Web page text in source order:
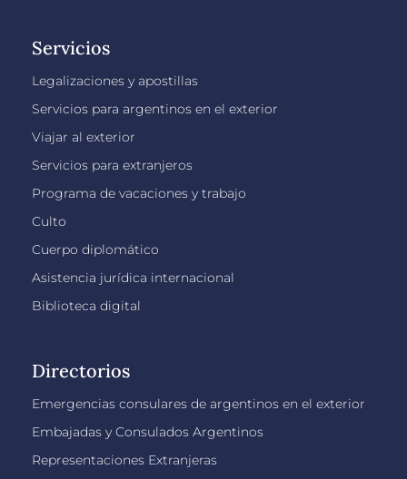
Servicios
Legalizaciones y apostillas
Servicios para argentinos en el exterior
Viajar al exterior
Servicios para extranjeros
Programa de vacaciones y trabajo
Culto
Cuerpo diplomático
Asistencia jurídica internacional
Biblioteca digital
Directorios
Emergencias consulares de argentinos en el exterior
Embajadas y Consulados Argentinos
Representaciones Extranjeras